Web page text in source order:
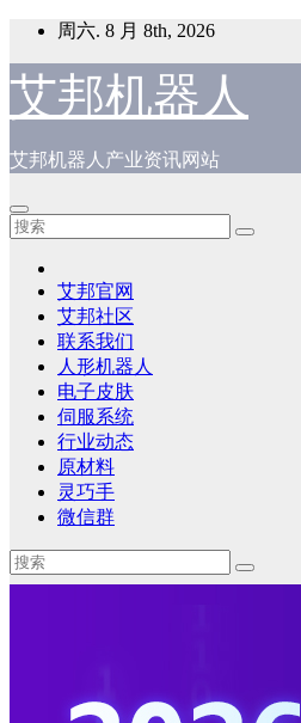
内
容
周六. 8 月 8th, 2026
艾邦机器人
艾邦机器人产业资讯网站
艾邦官网
艾邦社区
联系我们
人形机器人
电子皮肤
伺服系统
行业动态
原材料
灵巧手
微信群